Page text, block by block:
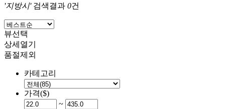
'지방시'검색결과 0건
뷰선택
상세열기
품절제외
카테고리
가격($)
~